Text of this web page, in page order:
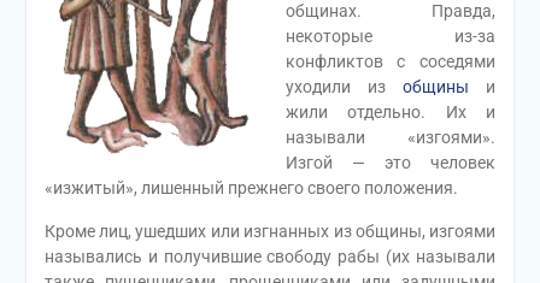
общинах. Правда,
некоторые из-за
конфликтов с соседями
уходили изобщины и
жили отдельно. Их и
называли «изгоями».
Изгой — это человек
«изжитый», лишенный прежнего своего положения.
Кроме лиц, ушедших или изгнанных из общины, изгоями
назывались и получившие свободу рабы (их называли